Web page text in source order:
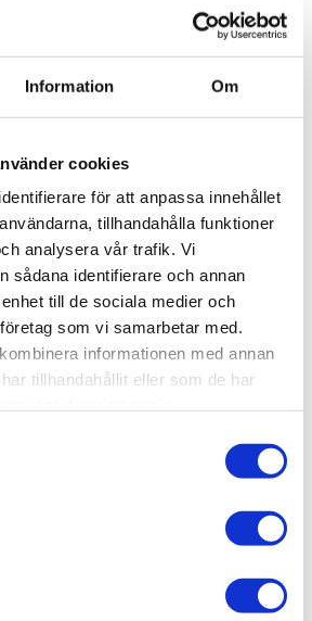
Information Om
cookies
för att anpassa innehållet
tillhandahålla funktioner
analysera vår trafik. Vi
sådana identifierare och annan
till de sociala medier och
som vi samarbetar med.
informationen med annan
tillhandahållit eller som de har
Beställningsvara, lev. tid: 1-2
004-103
0,064 kg
T-spår 11.
du hämta en 3D step-fil
av parallella profiler